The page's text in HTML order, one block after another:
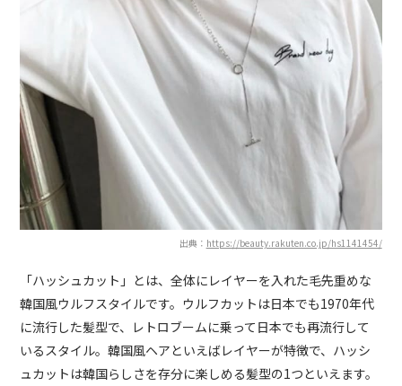
出典： https://beauty.rakuten.co.jp/hs1141454/
「ハッシュカット」とは、全体にレイヤーを入れた毛先重めな
韓国風ウルフスタイルです。ウルフカットは日本でも1970年代
に流行した髪型で、レトロブームに乗って日本でも再流行して
いるスタイル。韓国風ヘアといえばレイヤーが特徴で、ハッシ
ュカットは韓国らしさを存分に楽しめる髪型の1つといえます。